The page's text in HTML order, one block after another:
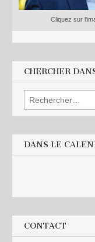
Cliquez sur
CHERCHER
Rechercher :
DANS LE
CONTACT